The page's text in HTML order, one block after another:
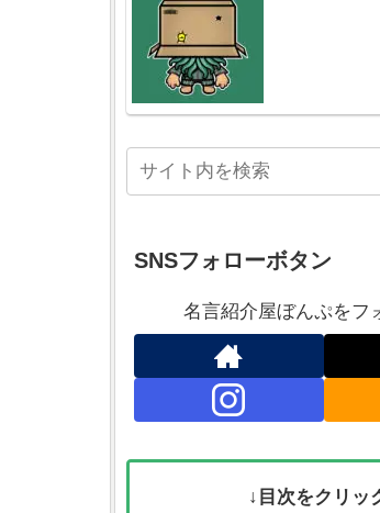
SNSフォローボタン
名言紹介屋ぼんぷをフ
↓目次をクリッ